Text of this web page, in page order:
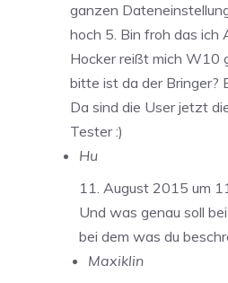
ganzen
hoch 5. Bin froh das ich
Hocker reißt mich W10
bitte ist da der Bringer?
Da sind die User jetzt
Tester :)
Hu
11. August 2015 um
Und was genau soll
bei dem was du
Maxiklin